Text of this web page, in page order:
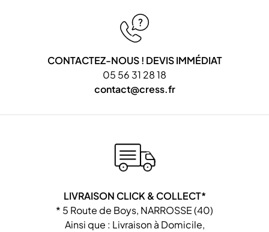
CONTACTEZ-NOUS ! DEVIS IMMÉDIAT
05 56 31 28 18
contact@cress.fr
LIVRAISON CLICK & COLLECT*
* 5 Route de Boys, NARROSSE (40)
Ainsi que : Livraison à Domicile,